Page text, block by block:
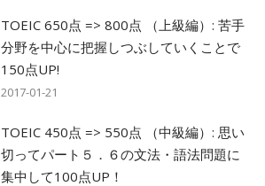
TOEIC 650点 => 800点 （上級編）: 苦手
分野を中心に把握しつぶしていくことで
150点UP!
2017-01-21
TOEIC 450点 => 550点 （中級編）: 思い
切ってパート５．６の文法・語法問題に
集中して100点UP！